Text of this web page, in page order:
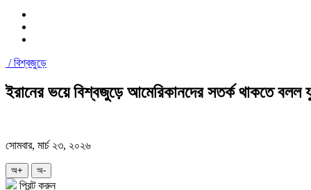
/বিশ্বজুড়ে
ইরানের ভয়ে বিশ্বজুড়ে আমেরিকানদের সতর্ক থাকতে বলল
সোমবার, মার্চ ২৩, ২০২৬
অ+ অ-
প্রিন্ট করুন